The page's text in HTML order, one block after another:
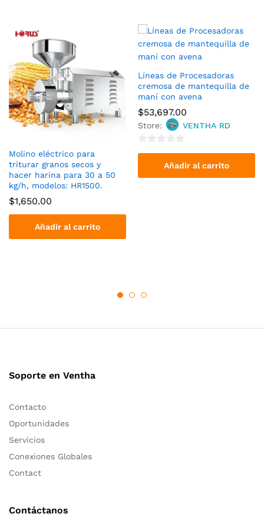
Molino eléctrico para
triturar granos secos y
hacer harina para 30 a 50
kg/h, modelos: HR1500.
$1,650.00
Añadir al carrito
Líneas de Procesadoras
cremosa de mantequilla de
maní con avena
$53,697.00
Store: VENTHA RD
u
Añadir al carrito
Soporte en Ventha
Contacto
Oportunidades
Servicios
Conexiones Globales
Contact
Contáctanos